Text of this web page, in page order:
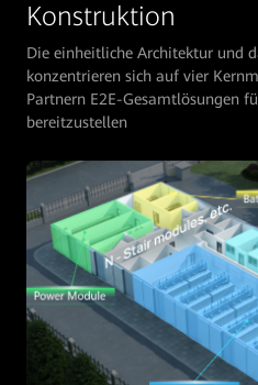
Konstruktion
Die einheitliche Architektur und
konzentrieren sich auf vier
Partnern E2E-Gesamtlösungen
bereitzustellen